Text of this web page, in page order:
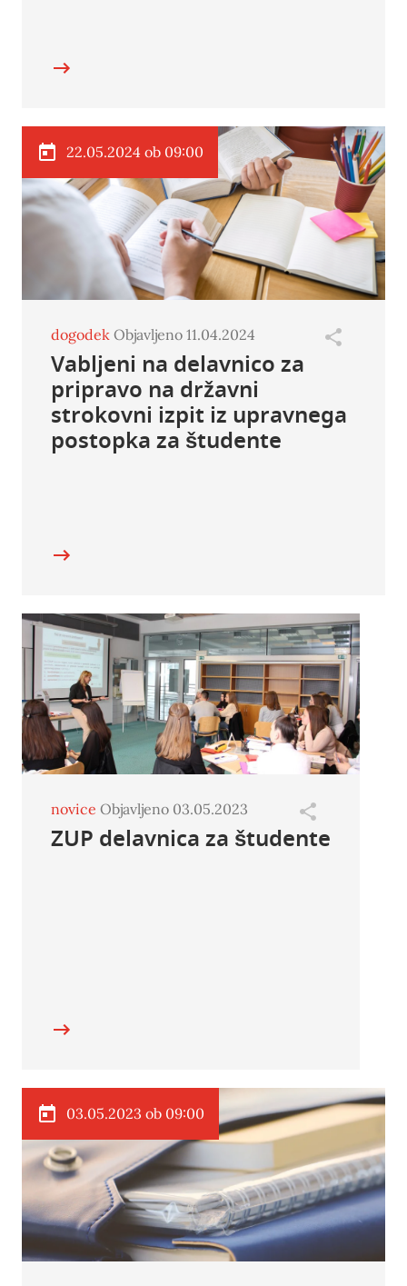
22.05.2024 ob 09:00
dogodek Objavljeno 11.04.2024
Vabljeni na delavnico za
pripravo na državni
strokovni izpit iz upravnega
postopka za študente
novice Objavljeno 03.05.2023
ZUP delavnica za študente
03.05.2023 ob 09:00